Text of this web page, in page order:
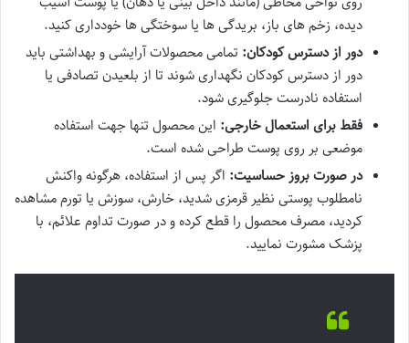
دیده، زخم های باز، بریدگی ها یا سوختگی ها خودداری کنید.
دور از دسترس کودکان: تمامی محصولات آرایشی و بهداشتی باید
دور از دسترس کودکان نگهداری شوند تا از بلعیدن تصادفی یا
استفاده نادرست جلوگیری شود.
فقط برای استعمال خارجی: این محصول تنها جهت استفاده
موضعی بر روی پوست طراحی شده است.
در صورت بروز حساسیت: اگر پس از استفاده، هرگونه واکنش
نامطلوب پوستی نظیر قرمزی شدید، خارش، سوزش یا تورم مشاهده
کردید، مصرف محصول را قطع کرده و در صورت تداوم علائم، با
پزشک مشورت نمایید.